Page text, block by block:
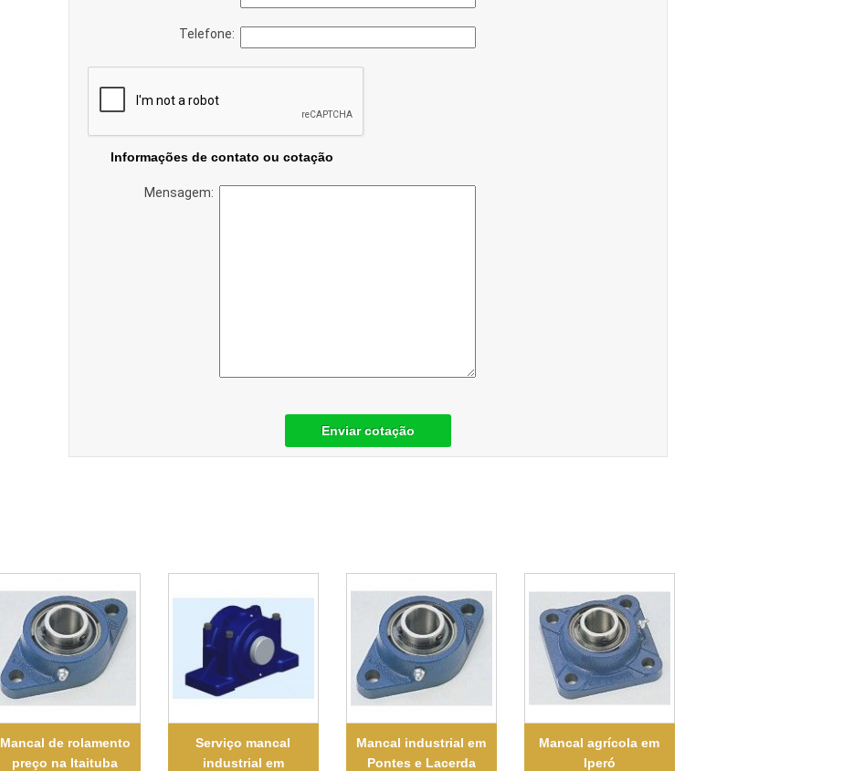
Telefone:
Informações de contato ou cotação
Mensagem:
Enviar cotação
Mancal de rolamento
preço na Itaituba
Serviço mancal
industrial em
Mancal industrial em
Pontes e Lacerda
Mancal agrícola em
Iperó